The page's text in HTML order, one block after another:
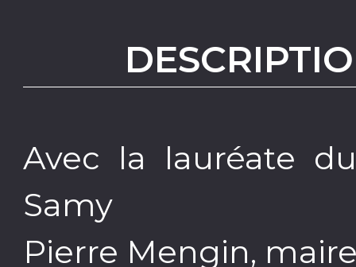
Avec la lauréate
Samy
Pierre Mengin,